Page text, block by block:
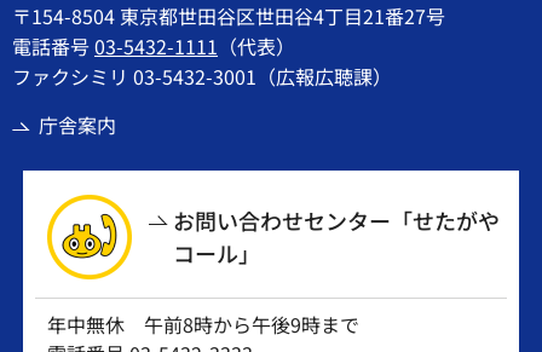
〒154-8504 東京都世田谷区世田谷4丁目21番27号
電話番号03-5432-1111 （代表）
ファクシミリ 03-5432-3001（広報広聴課）
庁舎案内
お問い合わせセンター「せたがや
コール」
年中無休 午前8時から午後9時まで